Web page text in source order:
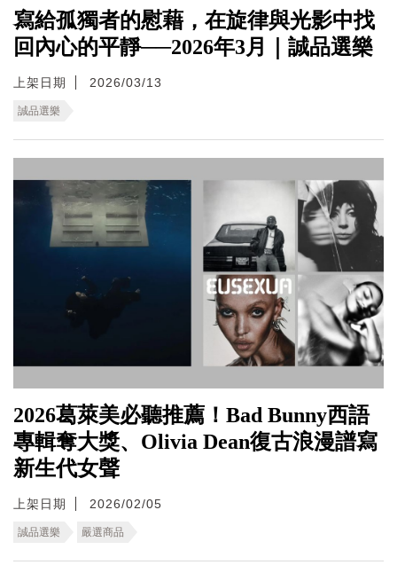
寫給孤獨者的慰藉，在旋律與光影中找
回內心的平靜──2026年3月｜誠品選樂
上架日期 2026/03/13
誠品選樂
2026葛萊美必聽推薦！Bad Bunny西語
專輯奪大獎、Olivia Dean復古浪漫譜寫
新生代女聲
上架日期 2026/02/05
誠品選樂 嚴選商品